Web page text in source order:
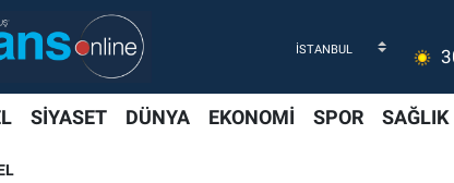
SİYASET DÜNYA EKONOMİ SPOR SAĞLIK